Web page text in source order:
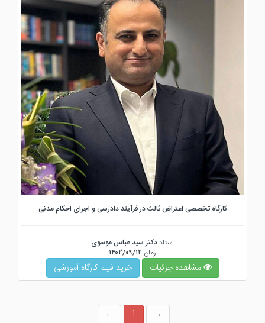
کارگاه تخصصی اعتراض ثالث در فرآیند دادرسی و اجرای احکام مدنی
استاد:دکتر سید عباس موسوی
زمان:۱۴۰۲/۰۹/۱۲
مشاهده جزئیات خرید فیلم کارگاه آموزشی
1